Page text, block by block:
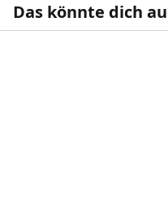
Das könnte dich